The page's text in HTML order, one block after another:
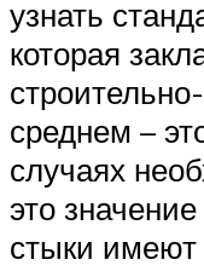
узнать
которая
среднем –
случаях
это
стыки имеют